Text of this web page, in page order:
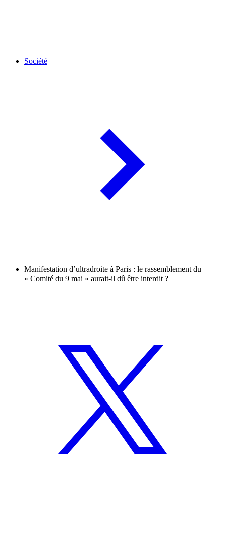
Société
Manifestation d’ultradroite à Paris : le rassemblement du
« Comité du 9 mai » aurait-il dû être interdit ?